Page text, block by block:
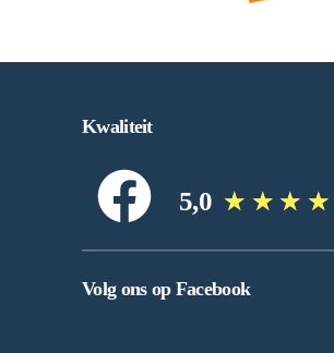
Kwaliteit
5,0 ★ ★ ★ ★
Volg ons op Facebook